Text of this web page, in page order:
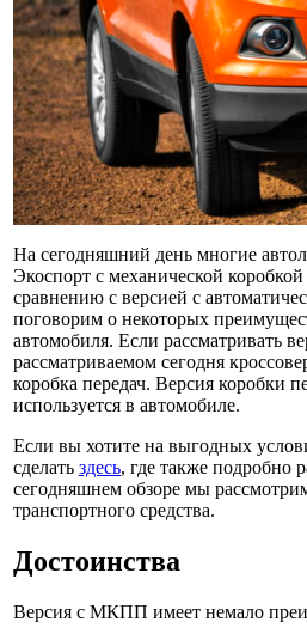
На сегодняшний день многие
Экоспорт с механической
сравнению с версией с
поговорим о некоторых
автомобиля. Если рассматривать
рассматриваемом сегодня
коробка передач. Версия коробки
используется в автомобиле.
Если вы хотите на выгодных
сделать здесь, где также подробно
сегодняшнем обзоре мы
транспортного средства.
Достоинства
Версия с МКПП имеет немало